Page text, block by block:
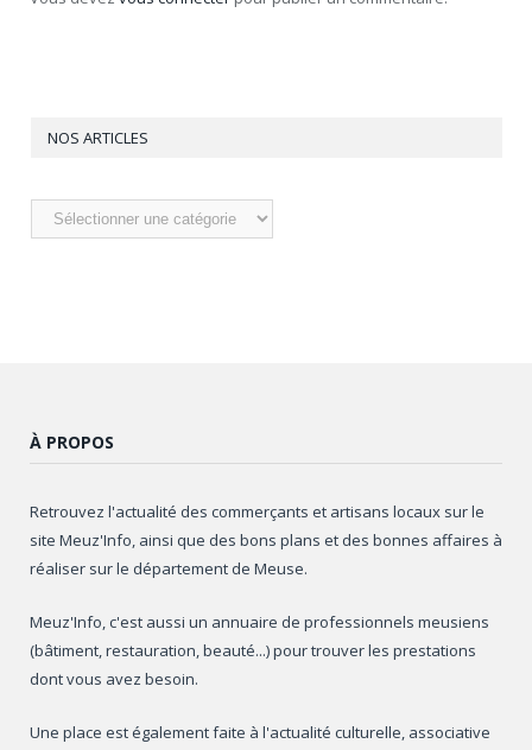
NOS ARTICLES
Nos
À PROPOS
Retrouvez l'actualité des commerçants et artisans locaux sur le
site Meuz'Info, ainsi que des bons plans et des bonnes affaires à
réaliser sur le département de Meuse.
Meuz'Info, c'est aussi un annuaire de professionnels meusiens
(bâtiment, restauration, beauté...) pour trouver les prestations
dont vous avez besoin.
Une place est également faite à l'actualité culturelle, associative